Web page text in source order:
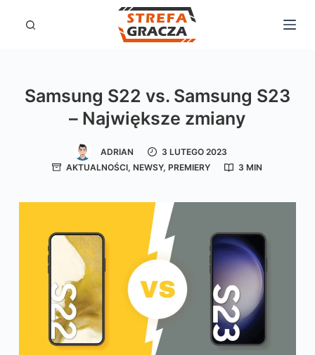
Samsung S22 vs. Samsung S23
– Największe zmiany
ADRIAN
3 LUTEGO 2023
AKTUALNOŚCI,NEWSY,PREMIERY 3 MIN